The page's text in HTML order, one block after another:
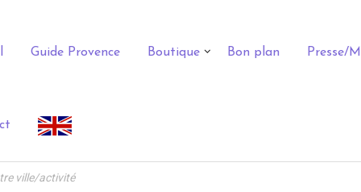
Guide Provence Boutique Bon plan Presse/